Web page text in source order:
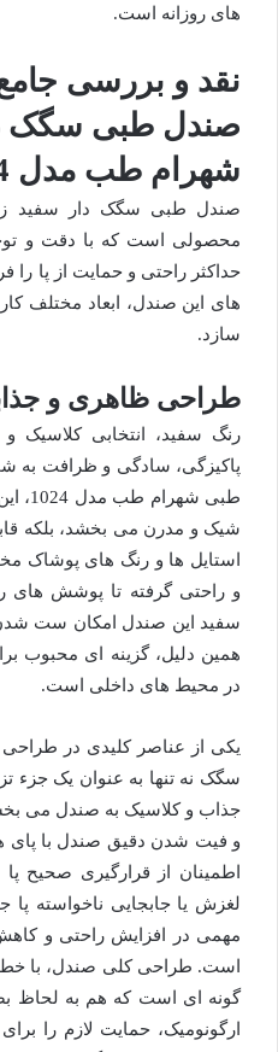
های روزانه است.
نقد و بررسی
صندل طبی سگک
شهرام طب مدل 1024
محصولی است که با دقت و
حداکثر راحتی و حمایت از پا را
های این صندل، ابعاد مختلف
سازد.
طراحی ظاهری و
رنگ سفید، انتخابی
پاکیزگی، سادگی و ظرافت به
طبی
شیک و مدرن می بخشد، بلکه
استایل ها و رنگ های پوشاک
و راحتی گرفته تا پوشش های
سفید این صندل امکان ست شدن
همین دلیل، گزینه ای محبوب
در محیط های داخلی است.
یکی از عناصر کلیدی در
سگک نه تنها به عنوان یک جزء
جذاب و کلاسیک به صندل می
و فیت شدن دقیق صندل با پای
اطمینان از قرارگیری صحیح
لغزش یا جابجایی ناخواسته
مهمی در افزایش راحتی و
است. طراحی کلی صندل، با
گونه ای است که هم به لحاظ
ارگونومیک، حمایت لازم را